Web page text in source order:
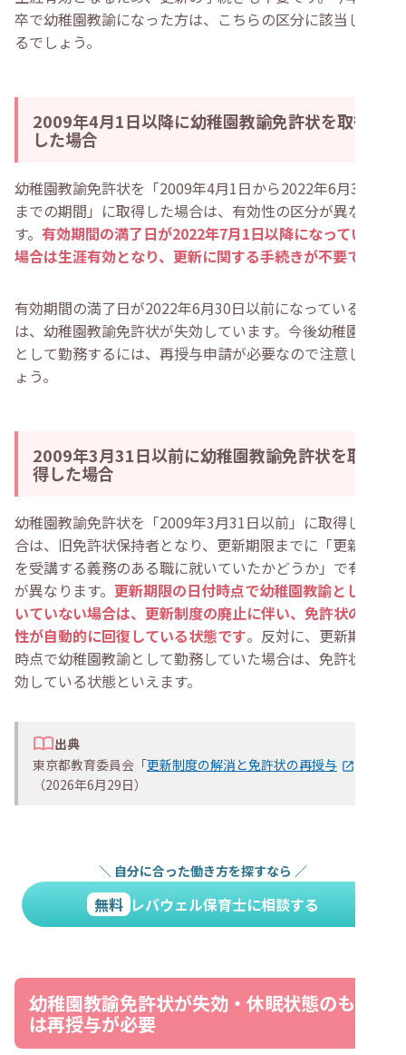
卒で幼稚園教諭になった方は、こちらの区分に該当してい
るでしょう。
2009年4月1日以降に幼稚園教諭免許状を取得
した場合
幼稚園教諭免許状を「2009年4月1日から2022年6月30日
までの期間」に取得した場合は、有効性の区分が異なりま
す。 有効期間の満了日が2022年7月1日以降になっている
場合は生涯有効となり、更新に関する手続きが不要です
有効期間の満了日が2022年6月30日以前になっている場合
は、幼稚園教諭免許状が失効しています。今後幼稚園教諭
として勤務するには、再授与申請が必要なので注意しまし
ょう。
2009年3月31日以前に幼稚園教諭免許状を取
得した場合
幼稚園教諭免許状を「2009年3月31日以前」に取得した場
合は、旧免許状保持者となり、更新期限までに「更新講習
を受講する義務のある職に就いていたかどうか」で有効性
が異なります。 更新期限の日付時点で幼稚園教諭として働
いていない場合は、更新制度の廃止に伴い、免許状の有効
性が自動的に回復している状態です。反対に、更新期限日
時点で幼稚園教諭として勤務していた場合は、免許状が失
効している状態といえます。
出典
東京都教育委員会「更新制度の解消と免許状の再授与
（2026年6月29日）
＼ 自分に合った働き方を探すなら ／
無料 レバウェル保育士に相談する
幼稚園教諭免許状が失効・休眠状態のもの
は再授与が必要